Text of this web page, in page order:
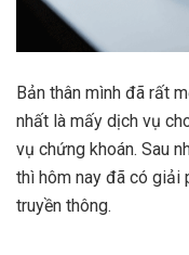
Bản thân mình đã rất
nhất là mấy dịch vụ
vụ chứng khoán. Sau
thì hôm nay đã có giải
truyền thông.